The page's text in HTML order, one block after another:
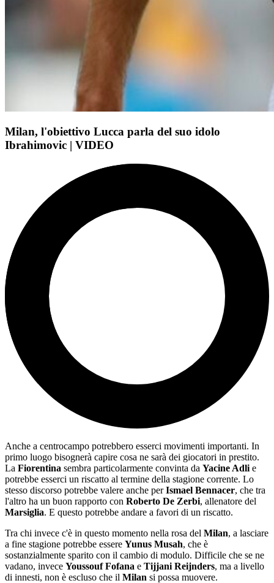
Milan, l'obiettivo Lucca parla del suo idolo
Ibrahimovic | VIDEO
Anche a centrocampo potrebbero esserci movimenti importanti. In
primo luogo bisognerà capire cosa ne sarà dei giocatori in prestito.
La Fiorentina sembra particolarmente convinta da Yacine Adli e
potrebbe esserci un riscatto al termine della stagione corrente. Lo
stesso discorso potrebbe valere anche perIsmael Bennacer, che tra
l'altro ha un buon rapporto con Roberto De Zerbi, allenatore del
Marsiglia. E questo potrebbe andare a favori di un riscatto.
Tra chi invece c'è in questo momento nella rosa del Milan, a lasciare
a fine stagione potrebbe essere Yunus Musah, che è
sostanzialmente sparito con il cambio di modulo. Difficile che se ne
vadano, invece Youssouf Fofana e Tijjani Reijnders, ma a livello
di innesti, non è escluso che il Milan si possa muovere.